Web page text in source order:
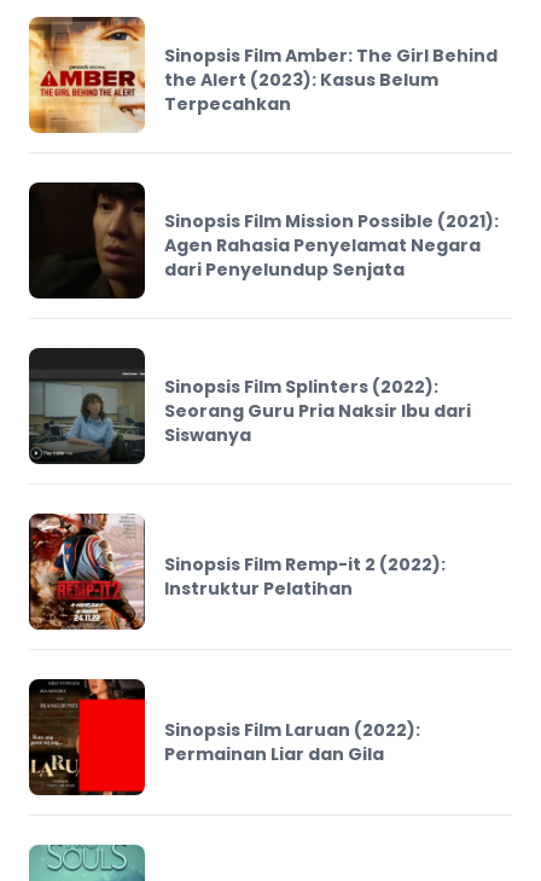
Sinopsis Film Amber: The Girl Behind
the Alert (2023): Kasus Belum
Terpecahkan
Sinopsis Film Mission Possible (2021):
Agen Rahasia Penyelamat Negara
dari Penyelundup Senjata
Sinopsis Film Splinters (2022):
Seorang Guru Pria Naksir Ibu dari
Siswanya
Sinopsis Film Remp-it 2 (2022):
Instruktur Pelatihan
Sinopsis Film Laruan (2022):
Permainan Liar dan Gila